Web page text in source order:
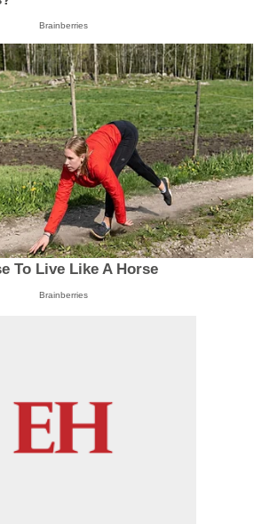
Brainberries
To Live Like A Horse
Brainberries